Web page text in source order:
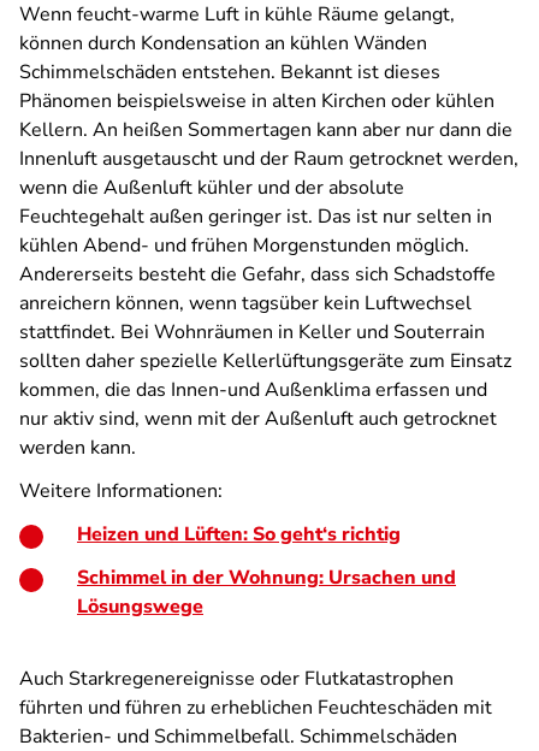
Wenn feucht-warme Luft in kühle Räume gelangt,
können durch Kondensation an kühlen Wänden
Schimmelschäden entstehen. Bekannt ist dieses
Phänomen beispielsweise in alten Kirchen oder kühlen
Kellern. An heißen Sommertagen kann aber nur dann die
Innenluft ausgetauscht und der Raum getrocknet werden,
wenn die Außenluft kühler und der absolute
Feuchtegehalt außen geringer ist. Das ist nur selten in
kühlen Abend- und frühen Morgenstunden möglich.
Andererseits besteht die Gefahr, dass sich Schadstoffe
anreichern können, wenn tagsüber kein Luftwechsel
stattfindet. Bei Wohnräumen in Keller und Souterrain
sollten daher spezielle Kellerlüftungsgeräte zum Einsatz
kommen, die das Innen-und Außenklima erfassen und
nur aktiv sind, wenn mit der Außenluft auch getrocknet
werden kann.
Weitere Informationen:
Heizen und Lüften: So geht‘s richtig
Schimmel in der Wohnung: Ursachen und
Lösungswege
Auch Starkregenereignisse oder Flutkatastrophen
führten und führen zu erheblichen Feuchteschäden mit
Bakterien- und Schimmelbefall. Schimmelschäden